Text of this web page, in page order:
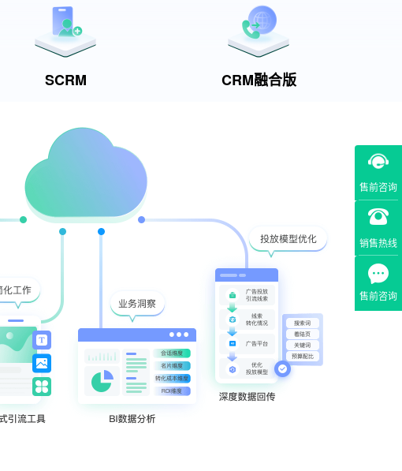
售前咨询
销售热线
售前咨询
SCRM CRM融合版